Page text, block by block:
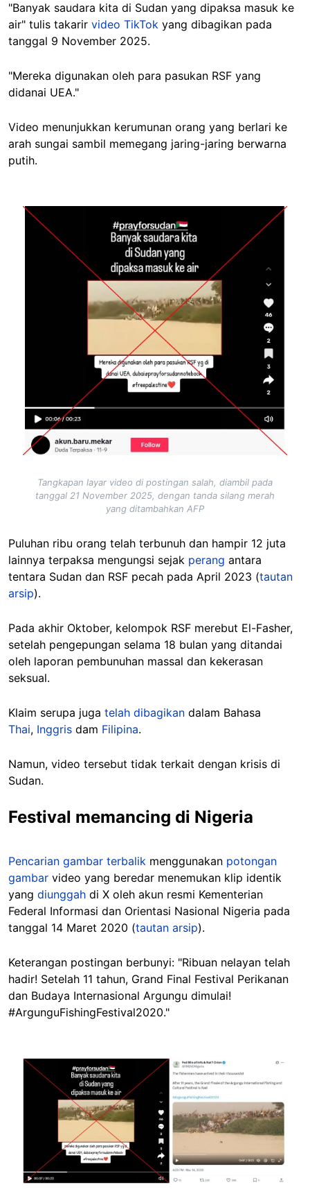
"Banyak saudara kita di Sudan yang dipaksa masuk ke
air" tulis takarir video TikTok yang dibagikan pada
tanggal 9 November 2025.
"Mereka digunakan oleh para pasukan RSF yang
didanai UEA."
Video menunjukkan kerumunan orang yang berlari ke
arah sungai sambil memegang jaring-jaring berwarna
putih.
Image
Tangkapan layar video di postingan salah, diambil pada
tanggal 21 November 2025, dengan tanda silang merah
yang ditambahkan AFP
Puluhan ribu orang telah terbunuh dan hampir 12 juta
lainnya terpaksa mengungsi sejak perang antara
tentara Sudan dan RSF pecah pada April 2023 (tautan
arsip).
Pada akhir Oktober, kelompok RSF merebut El-Fasher,
setelah pengepungan selama 18 bulan yang ditandai
oleh laporan pembunuhan massal dan kekerasan
seksual.
Klaim serupa juga telah dibagikan dalam Bahasa
Thai, Inggris dam Filipina.
Namun, video tersebut tidak terkait dengan krisis di
Sudan.
Festival memancing di Nigeria
Pencarian gambar terbalik menggunakan potongan
gambar video yang beredar menemukan klip identik
yang diunggah di X oleh akun resmi Kementerian
Federal Informasi dan Orientasi Nasional Nigeria pada
tanggal 14 Maret 2020 (tautan arsip).
Keterangan postingan berbunyi: "Ribuan nelayan telah
hadir! Setelah 11 tahun, Grand Final Festival Perikanan
dan Budaya Internasional Argungu dimulai!
#ArgunguFishingFestival2020."
Image